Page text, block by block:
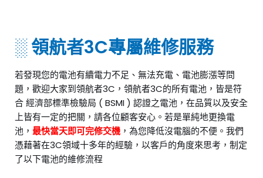
░ 領航者3C專屬維修服務
若發現您的電池有續電力不足、無法充電、電池膨漲等問
題，歡迎大家到領航者3C， 領航者3C的所有電池，皆是符
合 經濟部標準檢驗局 ( BSMI ) 認證之電池，在品質以及安全
上皆有一定的把關，請各位顧客安心。若是單純地更換電
池， 最快當天即可完修交機 ，為您降低沒電腦的不便。 我們
憑藉著在3C領域十多年的經驗，以客戶的角度來思考，制定
了以下電池的維修流程